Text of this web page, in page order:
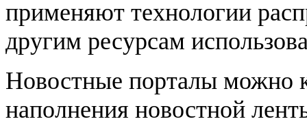
применяют технологии
другим ресурсам
Новостные порталы можно
наполнения новостной